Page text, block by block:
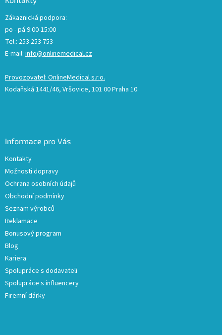
Zákaznická podpora:
po - pá 9:00-15:00
Tel.: 253 253 753
E-mail: info@onlinemedical.cz
Provozovatel: OnlineMedical s.r.o.
Kodaňská 1441/46, Vršovice, 101 00 Praha 10
Informace pro Vás
Kontakty
Možnosti dopravy
Ochrana osobních údajů
Obchodní podmínky
Seznam výrobců
Reklamace
Bonusový program
Blog
Kariera
Spolupráce s dodavateli
Spolupráce s influencery
Firemní dárky